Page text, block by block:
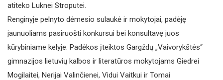
atiteko Luknei Stroputei.
Renginyje pelnyto dėmesio sulaukė ir mokytojai, padėję
jaunuoliams pasiruošti konkursui bei konsultavę juos
kūrybiniame kelyje. Padėkos įteiktos Gargždų „Vaivorykštės“
gimnazijos lietuvių kalbos ir literatūros mokytojams Giedrei
Mogilaitei, Nerijai Valinčienei, Vidui Vaitkui ir Tomai